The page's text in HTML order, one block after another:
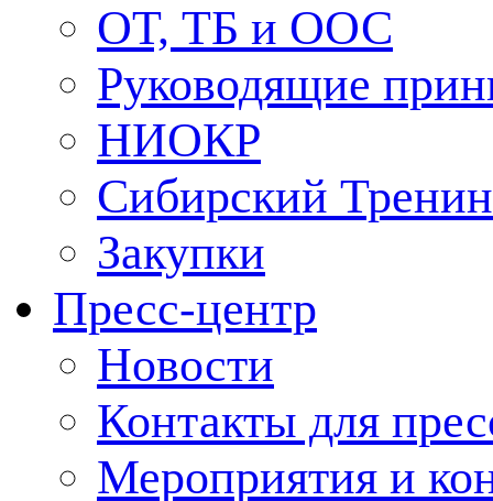
ОТ, ТБ и ООС
Руководящие
НИОКР
Сибирский
Закупки
Пресс-центр
Новости
Контакты для
Мероприятия и